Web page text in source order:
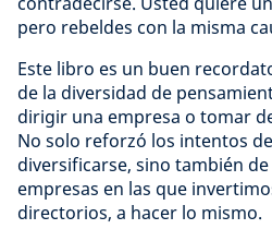
pero rebeldes con la misma
Este libro es un buen
de la diversidad de
dirigir una empresa o tomar
No solo reforzó los intentos
diversificarse, sino también
empresas en las que
directorios, a hacer lo mismo.